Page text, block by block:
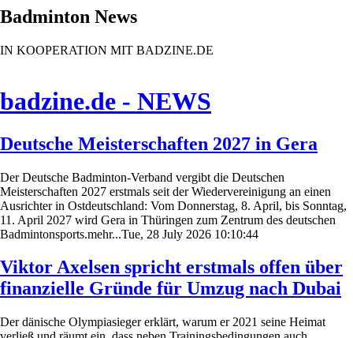
Badminton News
IN KOOPERATION MIT BADZINE.DE
badzine.de - NEWS
Deutsche Meisterschaften 2027 in Gera
Der Deutsche Badminton-Verband vergibt die Deutschen
Meisterschaften 2027 erstmals seit der Wiedervereinigung an einen
Ausrichter in Ostdeutschland: Vom Donnerstag, 8. April, bis Sonntag,
11. April 2027 wird Gera in Thüringen zum Zentrum des deutschen
Badmintonsports.mehr...Tue, 28 July 2026 10:10:44
Viktor Axelsen spricht erstmals offen über
finanzielle Gründe für Umzug nach Dubai
Der dänische Olympiasieger erklärt, warum er 2021 seine Heimat